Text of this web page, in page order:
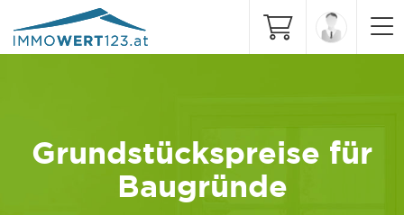
Grundstückspreise für
Baugründe